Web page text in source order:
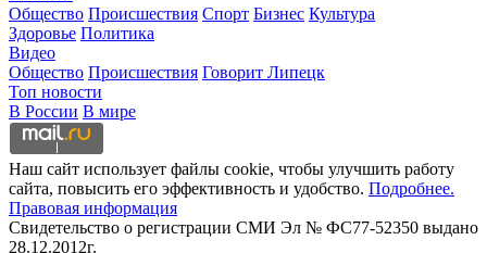
Общество Происшествия Спорт Бизнес Культура
Здоровье Политика
Видео
Общество Происшествия Говорит Липецк
Топ новости
В России В мире
Наш сайт использует файлы cookie, чтобы улучшить работу
сайта, повысить его эффективность и удобство. Подробнее.
Правовая информация
Свидетельство о регистрации СМИ Эл № ФС77-52350 выдано
28.12.2012г.